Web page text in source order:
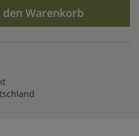
Design, wie zum Beispiel eine
Wandrelief
Sie noch heute und Sie
Deutschlands
den Warenkorb